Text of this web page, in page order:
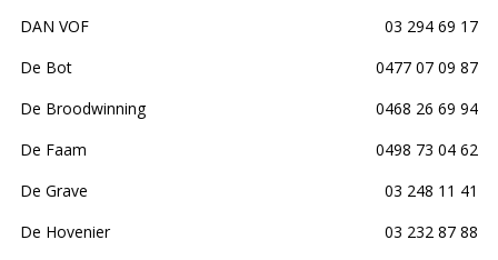
DAN VOF
03 294 69 17
De Bot
0477 07 09 87
De Broodwinning
0468 26 69 94
De Faam
0498 73 04 62
De Grave
03 248 11 41
De Hovenier
03 232 87 88